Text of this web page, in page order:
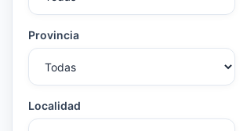
Provincia
Localidad